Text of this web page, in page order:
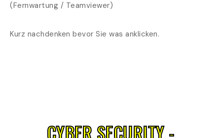
(Fernwartung / Teamviewer)
Kurz nachdenken bevor Sie was anklicken.
CYBER SECURITY -